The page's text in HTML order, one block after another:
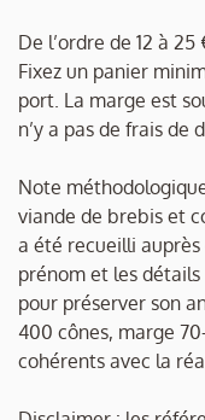
De l’ordre de 12 à
Fixez un panier
port. La marge est
n’y a pas de frais de
Note
viande de brebis et
a été recueilli auprès
prénom et les
pour préserver son
400 cônes, marge
cohérents avec la